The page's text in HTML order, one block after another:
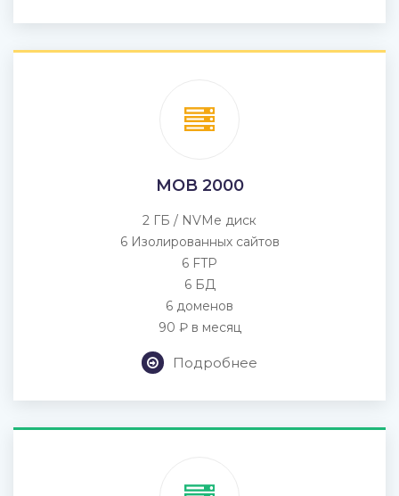
MOB 2000
2 ГБ / NVMe диск
6 Изолированных сайтов
6 FTP
6 БД
6 доменов
90 ₽ в месяц
Подробнее